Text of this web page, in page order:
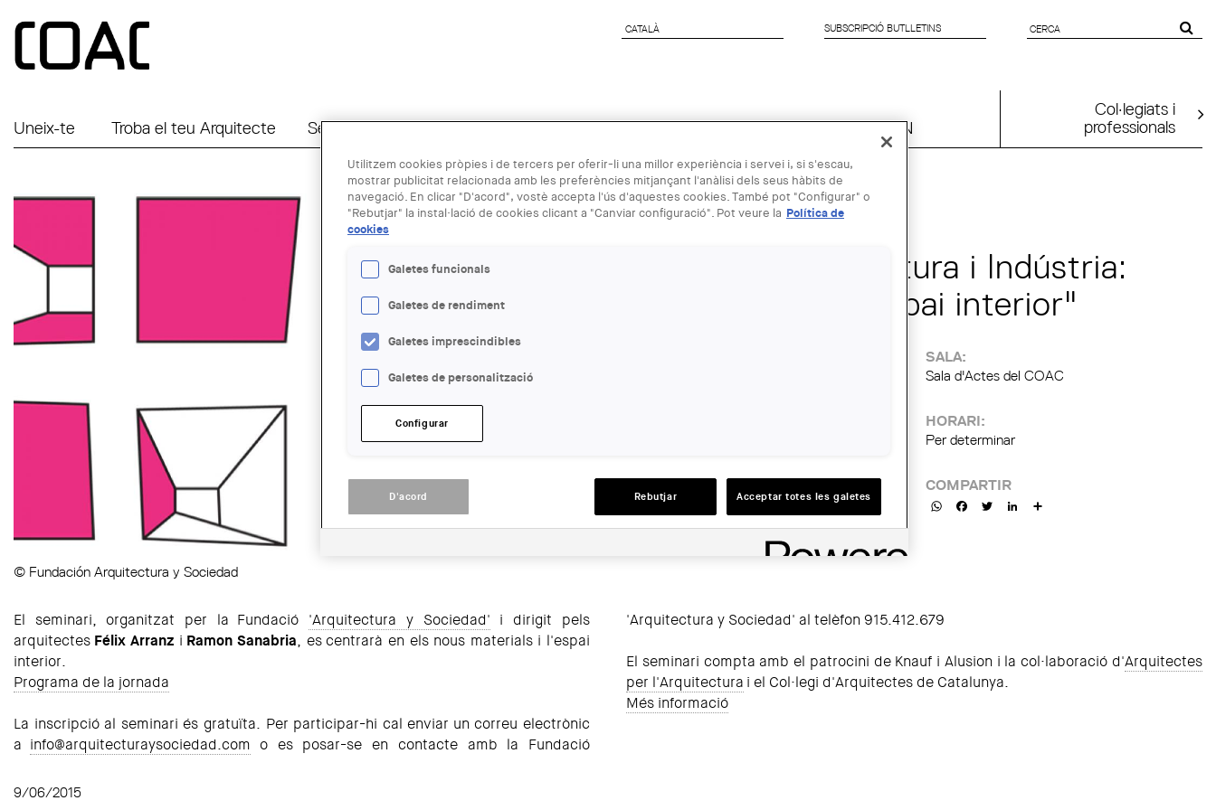
CATALÀ
CATALÀ SUBSCRIPCIÓ BUTLLETINS
DE CERCA
Uneix-te Troba el teu Arquitecte Serveis a Empreses Agenda Arquitectura Next Generation UIA2026BCN
Col·legiats i
professionals
© Fundación Arquitectura y Sociedad
29 OCT - 30 OCT
Seminari "Arquitectura i Indústria:
nous materials i espai interior"
SALA:
Sala d'Actes del COAC
HORARI:
Per determinar
COMPARTIR
WhatsAppFacebookTwitterLinkedIn
El seminari, organitzat per la Fundació 'Arquitectura y Sociedad' i dirigit pels
arquitectes Félix Arranz i Ramon Sanabria, es centrarà en els nous materials i l'espai
interior.
Programa de la jornada
La inscripció al seminari és gratuïta. Per participar-hi cal enviar un correu electrònic
a info@arquitecturaysociedad.com o es posar-se en contacte amb la Fundació
'Arquitectura y Sociedad' al telèfon 915.412.679
El seminari compta amb el patrocini de Knauf i Alusion i la col·laboració d'Arquitectes
per l'Arquitectura i el Col·legi d'Arquitectes de Catalunya.
Més informació
9/06/2015
Utilitzem cookies pròpies i de tercers per oferir-li una millor experiència i servei i, si s'escau,
mostrar publicitat relacionada amb les preferències mitjançant l'anàlisi dels seus hàbits de
navegació. En clicar "D'acord", vostè accepta l'ús d'aquestes cookies. També pot "Configurar" o
"Rebutjar" la instal·lació de cookies clicant a "Canviar configuració". Pot veure la Política de
cookies
Galetes funcionals
Galetes de rendiment
Galetes imprescindibles
Galetes de personalització
Configurar
D'acord Rebutjar Acceptar totes les galetes